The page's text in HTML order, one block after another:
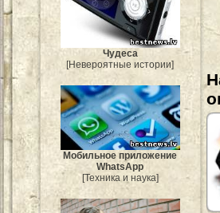
Чудеса
[Невероятные истории]
Мобильное приложение
WhatsApp
[Техника и наука]